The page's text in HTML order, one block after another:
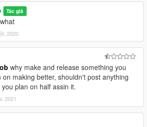
Tác giả
what
2020
why make and release something you
on making better, shouldn't post anything
plan on half assin it.
2021